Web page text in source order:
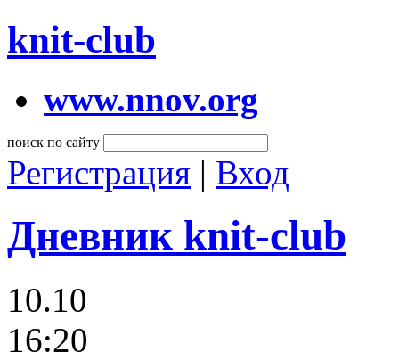
knit-club
www.nnov.org
поиск по сайту
Регистрация | Вход
Дневник knit-club
10.10
16:20